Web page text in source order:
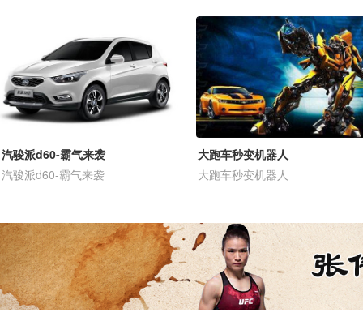
汽骏派d60-霸气来袭
汽骏派d60-霸气来袭
大跑车秒变机器人
大跑车秒变机器人